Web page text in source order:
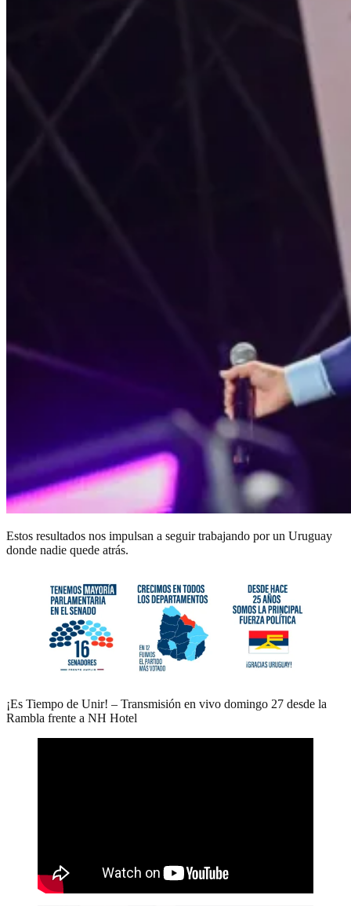
Estos resultados nos impulsan a seguir trabajando por un Uruguay
donde nadie quede atrás.
¡Es Tiempo de Unir! – Transmisión en vivo domingo 27 desde la
Rambla frente a NH Hotel